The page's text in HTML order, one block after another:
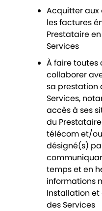
Acquitter aux
les factures
Prestataire
Services
À faire toutes
collaborer
sa prestation
Services,
accès à ses
du
télécom et/
désigné(s)
temps et en
informations
Installation
des Services